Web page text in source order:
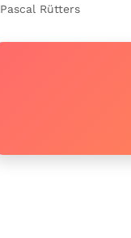
Pascal Rütters